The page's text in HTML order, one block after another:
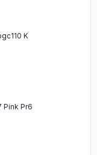
K
Pink Pr6